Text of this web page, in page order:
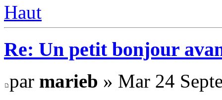
Haut
Re: Un petit bonjour
par marieb » Mar 24